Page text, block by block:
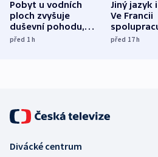
Pobyt u vodních
ploch zvyšuje
duševní pohodu,
ukázala
před 1h
Jiný jazyk
Ve Francii
různých
před 17h
Divácké centrum